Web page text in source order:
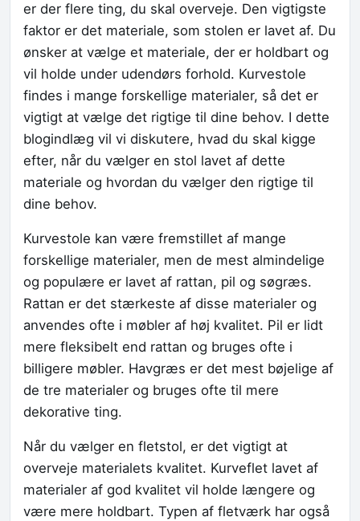
er der flere ting, du skal overveje. Den vigtigste
faktor er det materiale, som stolen er lavet af. Du
ønsker at vælge et materiale, der er holdbart og
vil holde under udendørs forhold. Kurvestole
findes i mange forskellige materialer, så det er
vigtigt at vælge det rigtige til dine behov. I dette
blogindlæg vil vi diskutere, hvad du skal kigge
efter, når du vælger en stol lavet af dette
materiale og hvordan du vælger den rigtige til
dine behov.
Kurvestole kan være fremstillet af mange
forskellige materialer, men de mest almindelige
og populære er lavet af rattan, pil og søgræs.
Rattan er det stærkeste af disse materialer og
anvendes ofte i møbler af høj kvalitet. Pil er lidt
mere fleksibelt end rattan og bruges ofte i
billigere møbler. Havgræs er det mest bøjelige af
de tre materialer og bruges ofte til mere
dekorative ting.
Når du vælger en fletstol, er det vigtigt at
overveje materialets kvalitet. Kurveflet lavet af
materialer af god kvalitet vil holde længere og
være mere holdbart. Typen af fletværk har også